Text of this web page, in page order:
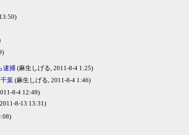
逮捕 (麻生しげる, 2011-8-4 1:25)
葉 (麻生しげる, 2011-8-4 1:46)
8-4 12:49)
8-13 13:31)